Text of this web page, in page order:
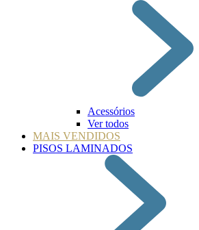
Acessórios
Ver todos
MAIS VENDIDOS
PISOS LAMINADOS